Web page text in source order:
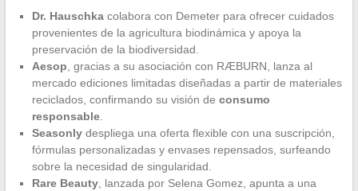
Dr. Hauschkacolabora con Demeter para ofrecer cuidados
provenientes de la agricultura biodinámica y apoya la
preservación de la biodiversidad.
Aesop , gracias a su asociación con RÆBURN, lanza al
mercado ediciones limitadas diseñadas a partir de materiales
reciclados, confirmando su visión de consumo
responsable.
Seasonlydespliega una oferta flexible con una suscripción,
fórmulas personalizadas y envases repensados, surfeando
sobre la necesidad de singularidad.
Rare Beauty, lanzada por Selena Gomez, apunta a una